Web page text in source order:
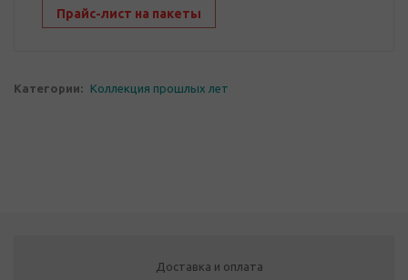
Прайс-лист на пакеты
Категории: Коллекция прошлых лет
Доставка и оплата